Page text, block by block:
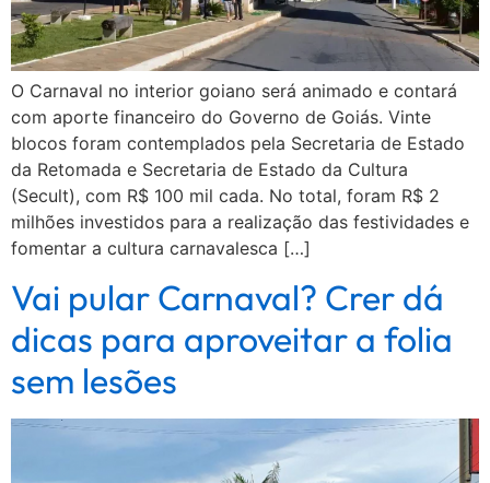
O Carnaval no interior goiano será animado e contará
com aporte financeiro do Governo de Goiás. Vinte
blocos foram contemplados pela Secretaria de Estado
da Retomada e Secretaria de Estado da Cultura
(Secult), com R$ 100 mil cada. No total, foram R$ 2
milhões investidos para a realização das festividades e
fomentar a cultura carnavalesca […]
Vai pular Carnaval? Crer dá
dicas para aproveitar a folia
sem lesões